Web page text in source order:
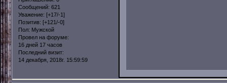
Сообщений: 621
Уважение: [+17/-1]
Позитив: [+121/-0]
Пол: Мужской
Провел на форуме:
16 дней 17 часов
Последний визит:
14 декабря, 2018г. 15:59:59